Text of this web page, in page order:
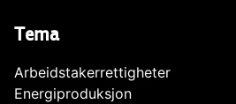
Tema
Arbeidstakerrettigheter
Energiproduksjon